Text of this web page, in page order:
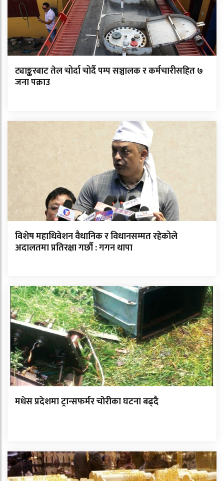
ट्याङ्करबाट तेल चोर्दा चोर्दै पम्प सञ्चालक र कर्मचारीसहित ७
जना पक्राउ
विशेष महाधिवेशन वैधानिक र विधानसम्मत रहेकोले
अदालतमा प्रतिरक्षा गर्छौ : गगन थापा
मधेस प्रदेशमा ट्रान्सफर्मर चोरीका घटना बढ्दै